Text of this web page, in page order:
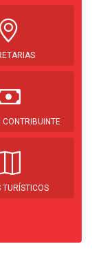
CONTRIBUINTE
TURÍSTICOS